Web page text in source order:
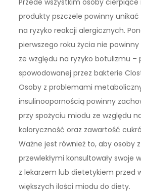
Przede wszystkim osoby
produkty pszczele powinny
na ryzyko reakcji alergicznych.
pierwszego roku życia nie
ze względu na ryzyko botulizmu –
spowodowanej przez bakterie
Osoby z problemami
insulinoopornością powinny
przy spożyciu miodu ze względu
kaloryczność oraz zawartość
Ważne jest również to, aby osoby
przewlekłymi konsultowały swoje
z lekarzem lub dietetykiem przed
większych ilości miodu do diety.